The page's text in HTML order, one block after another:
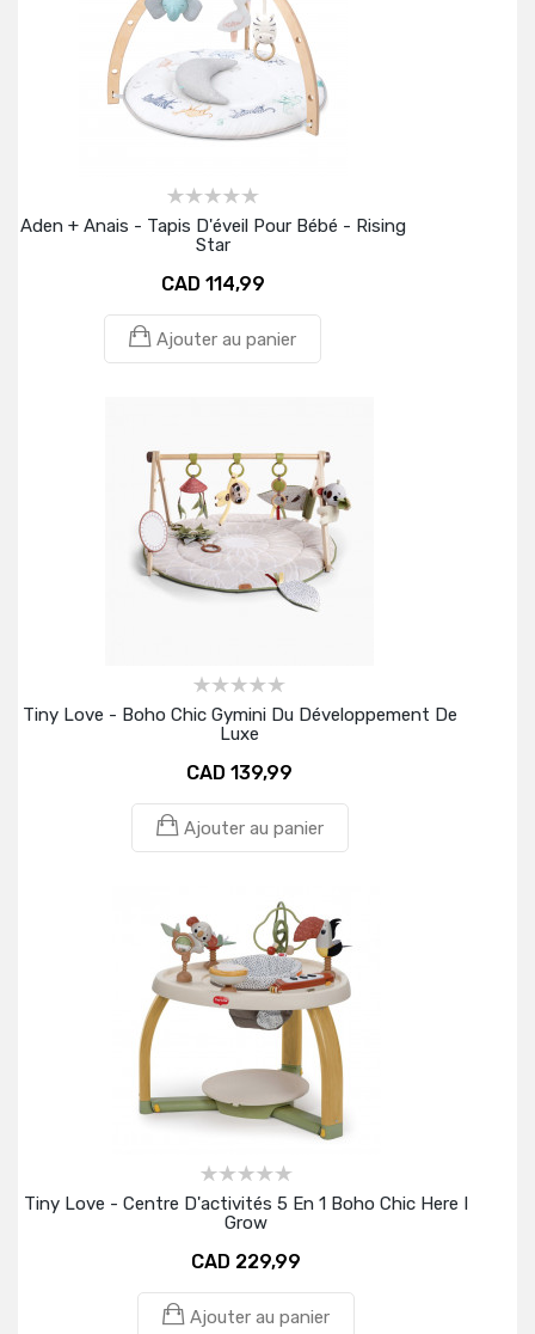
Aden + Anais - Tapis D'éveil Pour Bébé - Rising
Star
CAD 114,99
Ajouter au panier
Tiny Love - Boho Chic Gymini Du Développement De
Luxe
CAD 139,99
Ajouter au panier
Tiny Love - Centre D'activités 5 En 1 Boho Chic Here I
Grow
CAD 229,99
Ajouter au panier